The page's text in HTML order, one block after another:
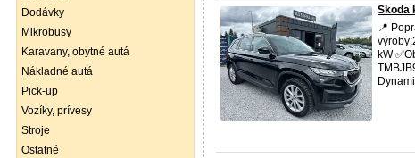
Dodávky
Mikrobusy
Karavany, obytné autá
Nákladné autá
Pick-up
Vozíky, prívesy
Stroje
Ostatné
Skoda
📍
kW